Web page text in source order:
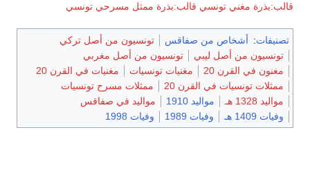
مغني تونسي قالب:بذرة ممثل مسرحي تونسي
تصنيفات: أشخاص من صفاقس
تونسيون من أصل تركي
تونسيون من أصل ليبي
تونسيون من أصل مغربي
مغنون في القرن 20
مغنيات تونسيات
مغنيات في القرن 20
ممثلات تونسيات في القرن 20
ممثلات مسرح تونسيات
مواليد 1328 هـ
مواليد 1910
مواليد في صفاقس
وفيات 1409 هـ
وفيات 1989 وفيات 1998